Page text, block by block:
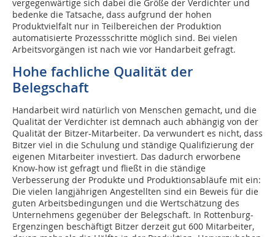
vergegenwärtige sich dabei die Größe der Verdichter und
bedenke die Tatsache, dass aufgrund der hohen
Produktvielfalt nur in Teilbereichen der Produktion
automatisierte Prozessschritte möglich sind. Bei vielen
Arbeitsvorgängen ist nach wie vor Handarbeit gefragt.
Hohe fachliche Qualität der
Belegschaft
Handarbeit wird natürlich von Menschen gemacht, und die
Qualität der Verdichter ist demnach auch abhängig von der
Qualität der Bitzer-Mitarbeiter. Da verwundert es nicht, dass
Bitzer viel in die Schulung und ständige Qualifizierung der
eigenen Mitarbeiter investiert. Das dadurch erworbene
Know-how ist gefragt und fließt in die ständige
Verbesserung der Produkte und Produktionsabläufe mit ein:
Die vielen langjährigen Angestellten sind ein Beweis für die
guten Arbeitsbedingungen und die Wertschätzung des
Unternehmens gegenüber der Belegschaft. In Rottenburg-
Ergenzingen beschäftigt Bitzer derzeit gut 600 Mitarbeiter,